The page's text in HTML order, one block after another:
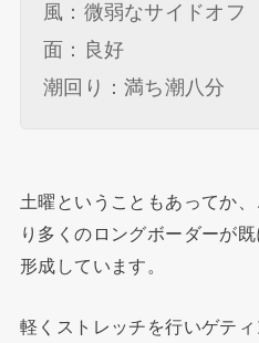
風：微弱なサイドオフ
面：良好
潮回り：満ち潮八分
土曜ということもあってか
り多くのロングボーダーが
形成しています。
軽くストレッチを行いゲテ